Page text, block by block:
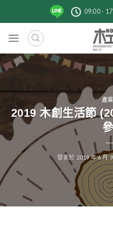
09:00 -
產
2019 木創生活節
發表於 2019 年 6 月